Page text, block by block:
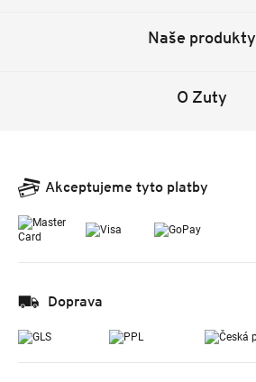
Naše produkty
O Zuty
Akceptujeme tyto platby
Doprava